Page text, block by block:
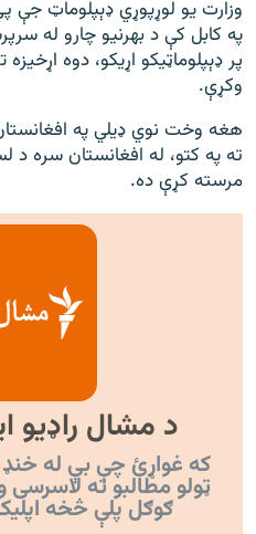
وزارت یو لوړپوړي ډېپلوماټ
په کابل کې د بهرنیو چارو له
پر ډېپلوماټيکو اړیکو، دوه
وکړې.
هغه وخت نوي ډیلي په
ته په کتو، له افغانستان سره د
مرسته کړې ده.
د مشال راډیو
که غواړئ چې بې له
ټولو مطالبو ته لاسرسی
ګوګل پلې څخه